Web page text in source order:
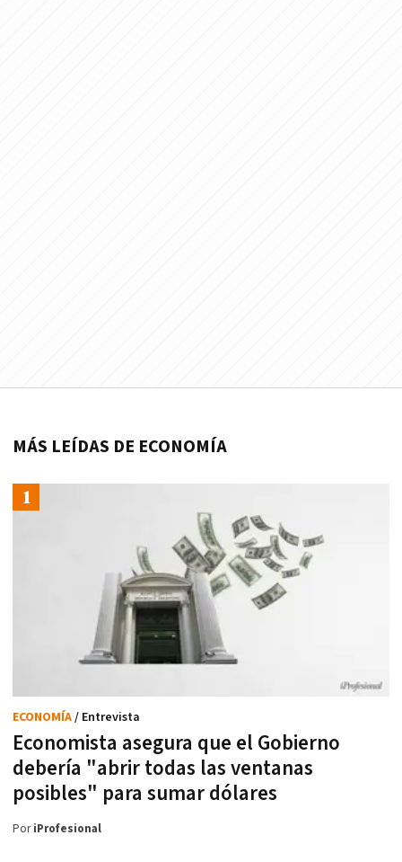
MÁS LEÍDAS DE ECONOMÍA
Economista asegura que el Gobierno
debería "abrir todas las ventanas
posibles" para sumar dólares
ECONOMÍA/ Entrevista
PoriProfesional